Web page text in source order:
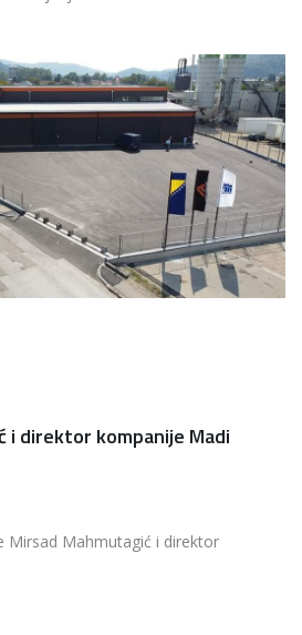
i direktor kompanije Madi
Mirsad Mahmutagić i direktor